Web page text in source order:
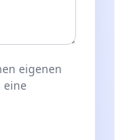
eigenen
eine